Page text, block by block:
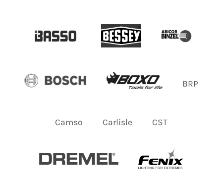
BRP
Camso Carlisle CST